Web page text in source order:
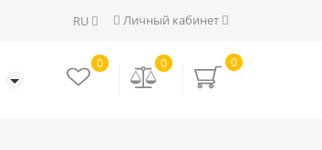
Личный кабинет
RU
0
0
0